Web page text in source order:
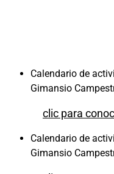
Calendario de
Gimansio
clic para
Calendario de
Gimansio